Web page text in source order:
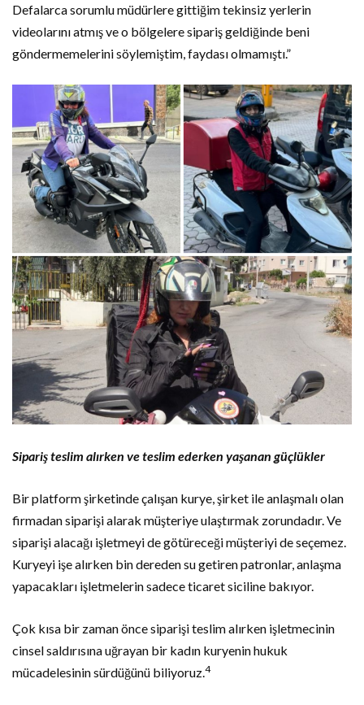
Defalarca sorumlu müdürlere gittiğim tekinsiz yerlerin
videolarını atmış ve o bölgelere sipariş geldiğinde beni
göndermemelerini söylemiştim, faydası olmamıştı.”
Sipariş teslim alırken ve teslim ederken yaşanan güçlükler
Bir platform şirketinde çalışan kurye, şirket ile anlaşmalı olan
firmadan siparişi alarak müşteriye ulaştırmak zorundadır. Ve
siparişi alacağı işletmeyi de götüreceği müşteriyi de seçemez.
Kuryeyi işe alırken bin dereden su getiren patronlar, anlaşma
yapacakları işletmelerin sadece ticaret siciline bakıyor.
Çok kısa bir zaman önce siparişi teslim alırken işletmecinin
cinsel saldırısına uğrayan bir kadın kuryenin hukuk
mücadelesinin sürdüğünü biliyoruz. 4